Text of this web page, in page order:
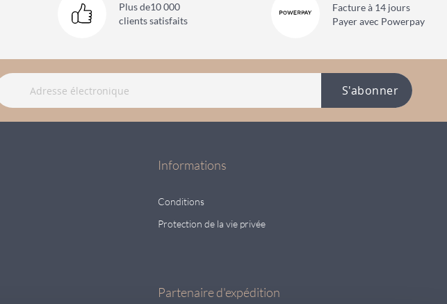
Plus de10 000
clients satisfaits
Facture à 14 jours
Payer avec Powerpay
S'abonner
Informations
Conditions
Protection de la vie privée
Partenaire d'expédition